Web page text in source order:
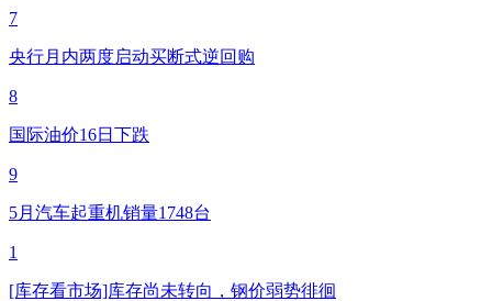
7
央行月内两度启动买断式逆回购
8
国际油价16日下跌
9
5月汽车起重机销量1748台
1
[库存看市场]库存尚未转向，钢价弱势徘徊